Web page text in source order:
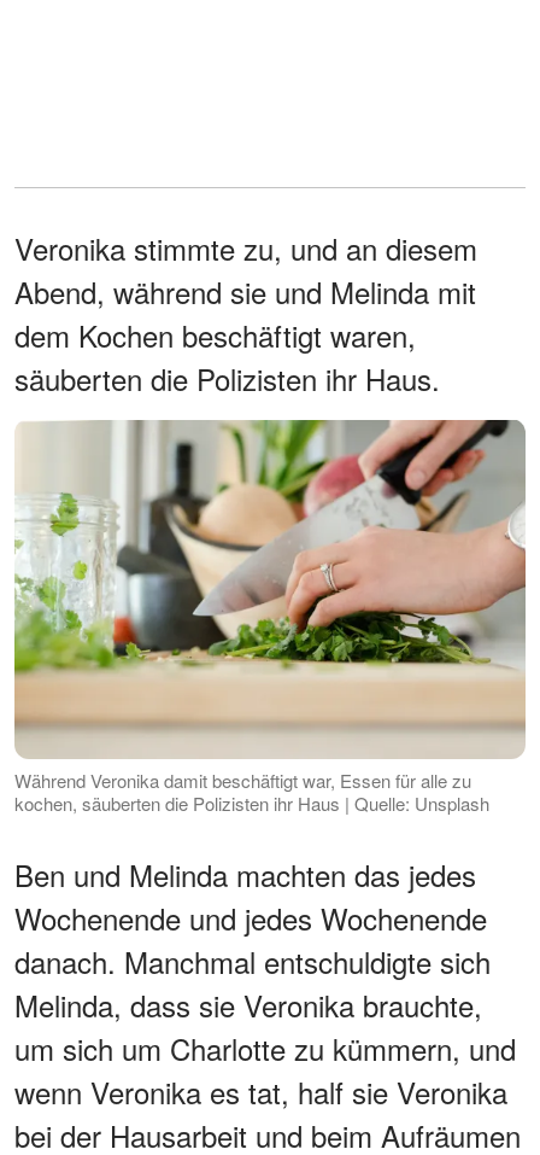
Veronika stimmte zu, und an diesem
Abend, während sie und Melinda mit
dem Kochen beschäftigt waren,
säuberten die Polizisten ihr Haus.
Während Veronika damit beschäftigt war, Essen für alle zu
kochen, säuberten die Polizisten ihr Haus | Quelle: Unsplash
Ben und Melinda machten das jedes
Wochenende und jedes Wochenende
danach. Manchmal entschuldigte sich
Melinda, dass sie Veronika brauchte,
um sich um Charlotte zu kümmern, und
wenn Veronika es tat, half sie Veronika
bei der Hausarbeit und beim Aufräumen